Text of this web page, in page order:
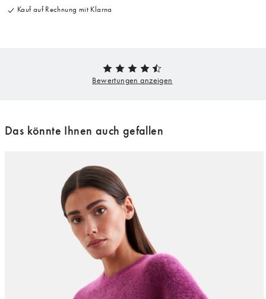
Kauf auf Rechnung mit Klarna
Das könnte Ihnen auch gefallen